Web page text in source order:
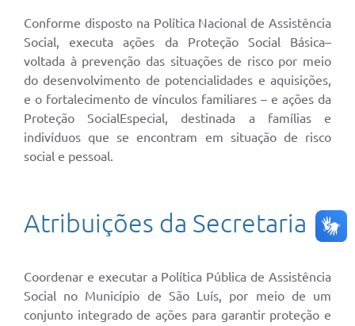
Conforme disposto na Política Nacional de Assistência
Social, executa ações da Proteção Social Básica–
voltada à prevenção das situações de risco por meio
do desenvolvimento de potencialidades e aquisições,
e o fortalecimento de vínculos familiares – e ações da
Proteção SocialEspecial, destinada a famílias e
indivíduos que se encontram em situação de risco
social e pessoal.
Atribuições da Secretaria
Coordenar e executar a Política Pública de Assistência
Social no Município de São Luís, por meio de um
conjunto integrado de ações para garantir proteção e